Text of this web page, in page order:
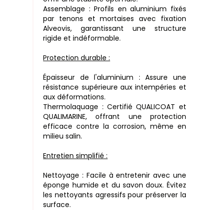
Assemblage : Profils en aluminium fixés
par tenons et mortaises avec fixation
Alveovis, garantissant une structure
rigide et indéformable.
Protection durable :
Épaisseur de l'aluminium : Assure une
résistance supérieure aux intempéries et
aux déformations.
Thermolaquage : Certifié QUALICOAT et
QUALIMARINE, offrant une protection
efficace contre la corrosion, même en
milieu salin.
Entretien simplifié :
Nettoyage : Facile à entretenir avec une
éponge humide et du savon doux. Évitez
les nettoyants agressifs pour préserver la
surface.